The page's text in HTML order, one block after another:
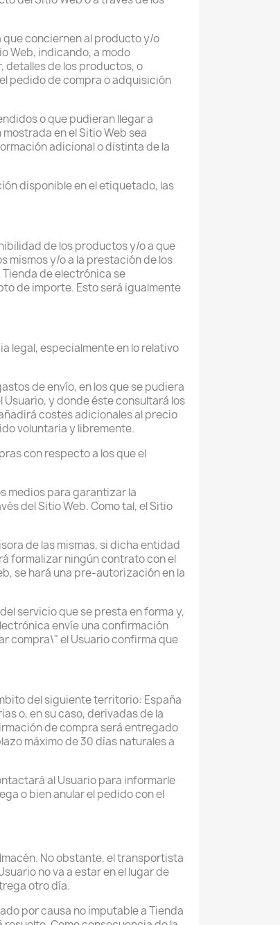
que conciernen al producto y/o
Web, indicando, a modo
detalles de los productos, o
pedido de compra o adquisición
o que pudieran llegar a
en el Sitio Web sea
adicional o distinta de la
disponible en el etiquetado, las
de los productos y/o a que
mismos y/o a la prestación de los
de electrónica se
de importe. Esto será igualmente
legal, especialmente en lo relativo
de envío, en los que se pudiera
y donde éste consultará los
costes adicionales al precio
voluntaria y libremente.
con respecto a los que el
medios para garantizar la
del Sitio Web. Como tal, el Sitio
de las mismas, si dicha entidad
formalizar ningún contrato con el
se hará una pre-autorización en la
servicio que se presta en forma y,
envíe una confirmación
compra\" el Usuario confirma que
del siguiente territorio: España
o, en su caso, derivadas de la
de compra será entregado
máximo de 30 días naturales a
al Usuario para informarle
o bien anular el pedido con el
No obstante, el transportista
no va a estar en el lugar de
otro día.
por causa no imputable a Tienda